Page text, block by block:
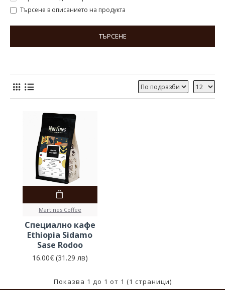
Търсене в описанието на продукта
ТЪРСЕНЕ
Martines Coffee
Специално кафе
Ethiopia Sidamo
Sase Rodoo
16.00€ (31.29 лв)
Показва 1 до 1 от 1 (1 страници)